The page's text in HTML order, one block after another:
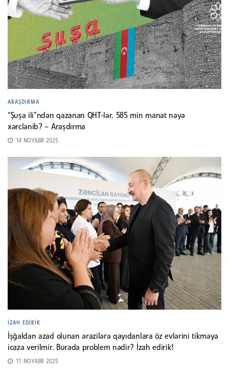
ARAŞDIRMA
“Şuşa ili”ndən qazanan QHT-lər. 585 min manat nəyə
xərclənib? – Araşdırma
14 NOYABR 2025
İZAH EDIRIK
İşğaldan azad olunan ərazilərə qayıdanlara öz evlərini tikməyə
icazə verilmir. Burada problem nədir? İzah edirik!
11 NOYABR 2025